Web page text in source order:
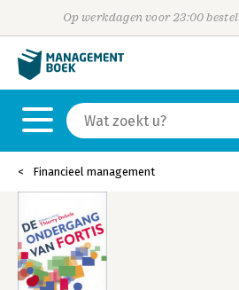
Op werkdagen voor 23:00
Financieel management